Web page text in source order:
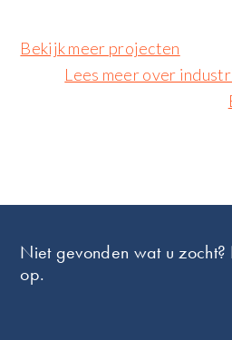
Bekijk meer projecten
Lees meer over
Niet gevonden wat u
op.